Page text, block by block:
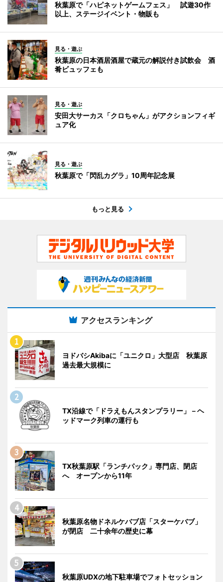
秋葉原で「ハピネットゲームフェス」 試遊30作
以上、ステージイベント・物販も
見る・遊ぶ
秋葉原の日本酒居酒屋で蔵元の解説付き試飲会 酒
肴ビュッフェも
見る・遊ぶ
安田大サーカス「クロちゃん」がアクションフィギ
ュア化
見る・遊ぶ
秋葉原で「閃乱カグラ」10周年記念展
もっと見る
アクセスランキング
ヨドバシAkibaに「ユニクロ」大型店 秋葉原
過去最大規模に
TX沿線で「ドラえもんスタンプラリー」－ヘ
ッドマーク列車の運行も
TX秋葉原駅「ランチパック」専門店、閉店
へ オープンから11年
秋葉原名物ドネルケバブ店「スターケバブ」
が閉店 二十余年の歴史に幕
秋葉原UDXの地下駐車場でフォトセッション